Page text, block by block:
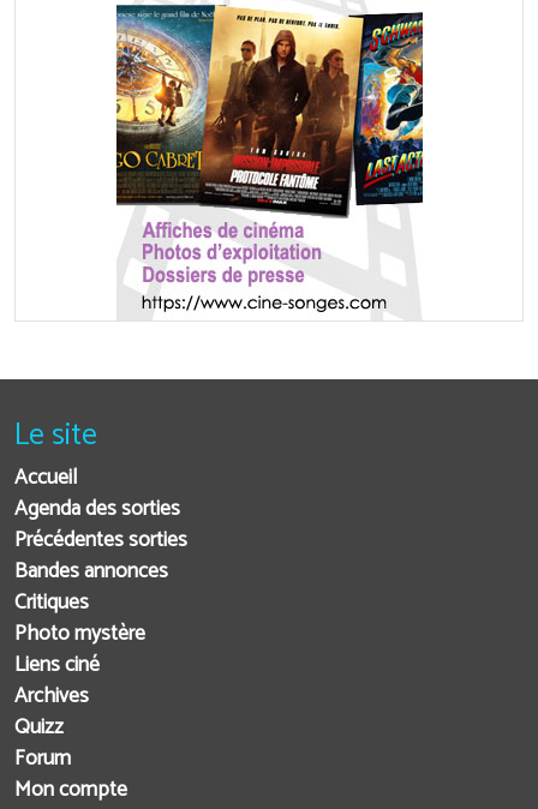
Le site
Accueil
Agenda des sorties
Précédentes sorties
Bandes annonces
Critiques
Photo mystère
Liens ciné
Archives
Quizz
Forum
Mon compte